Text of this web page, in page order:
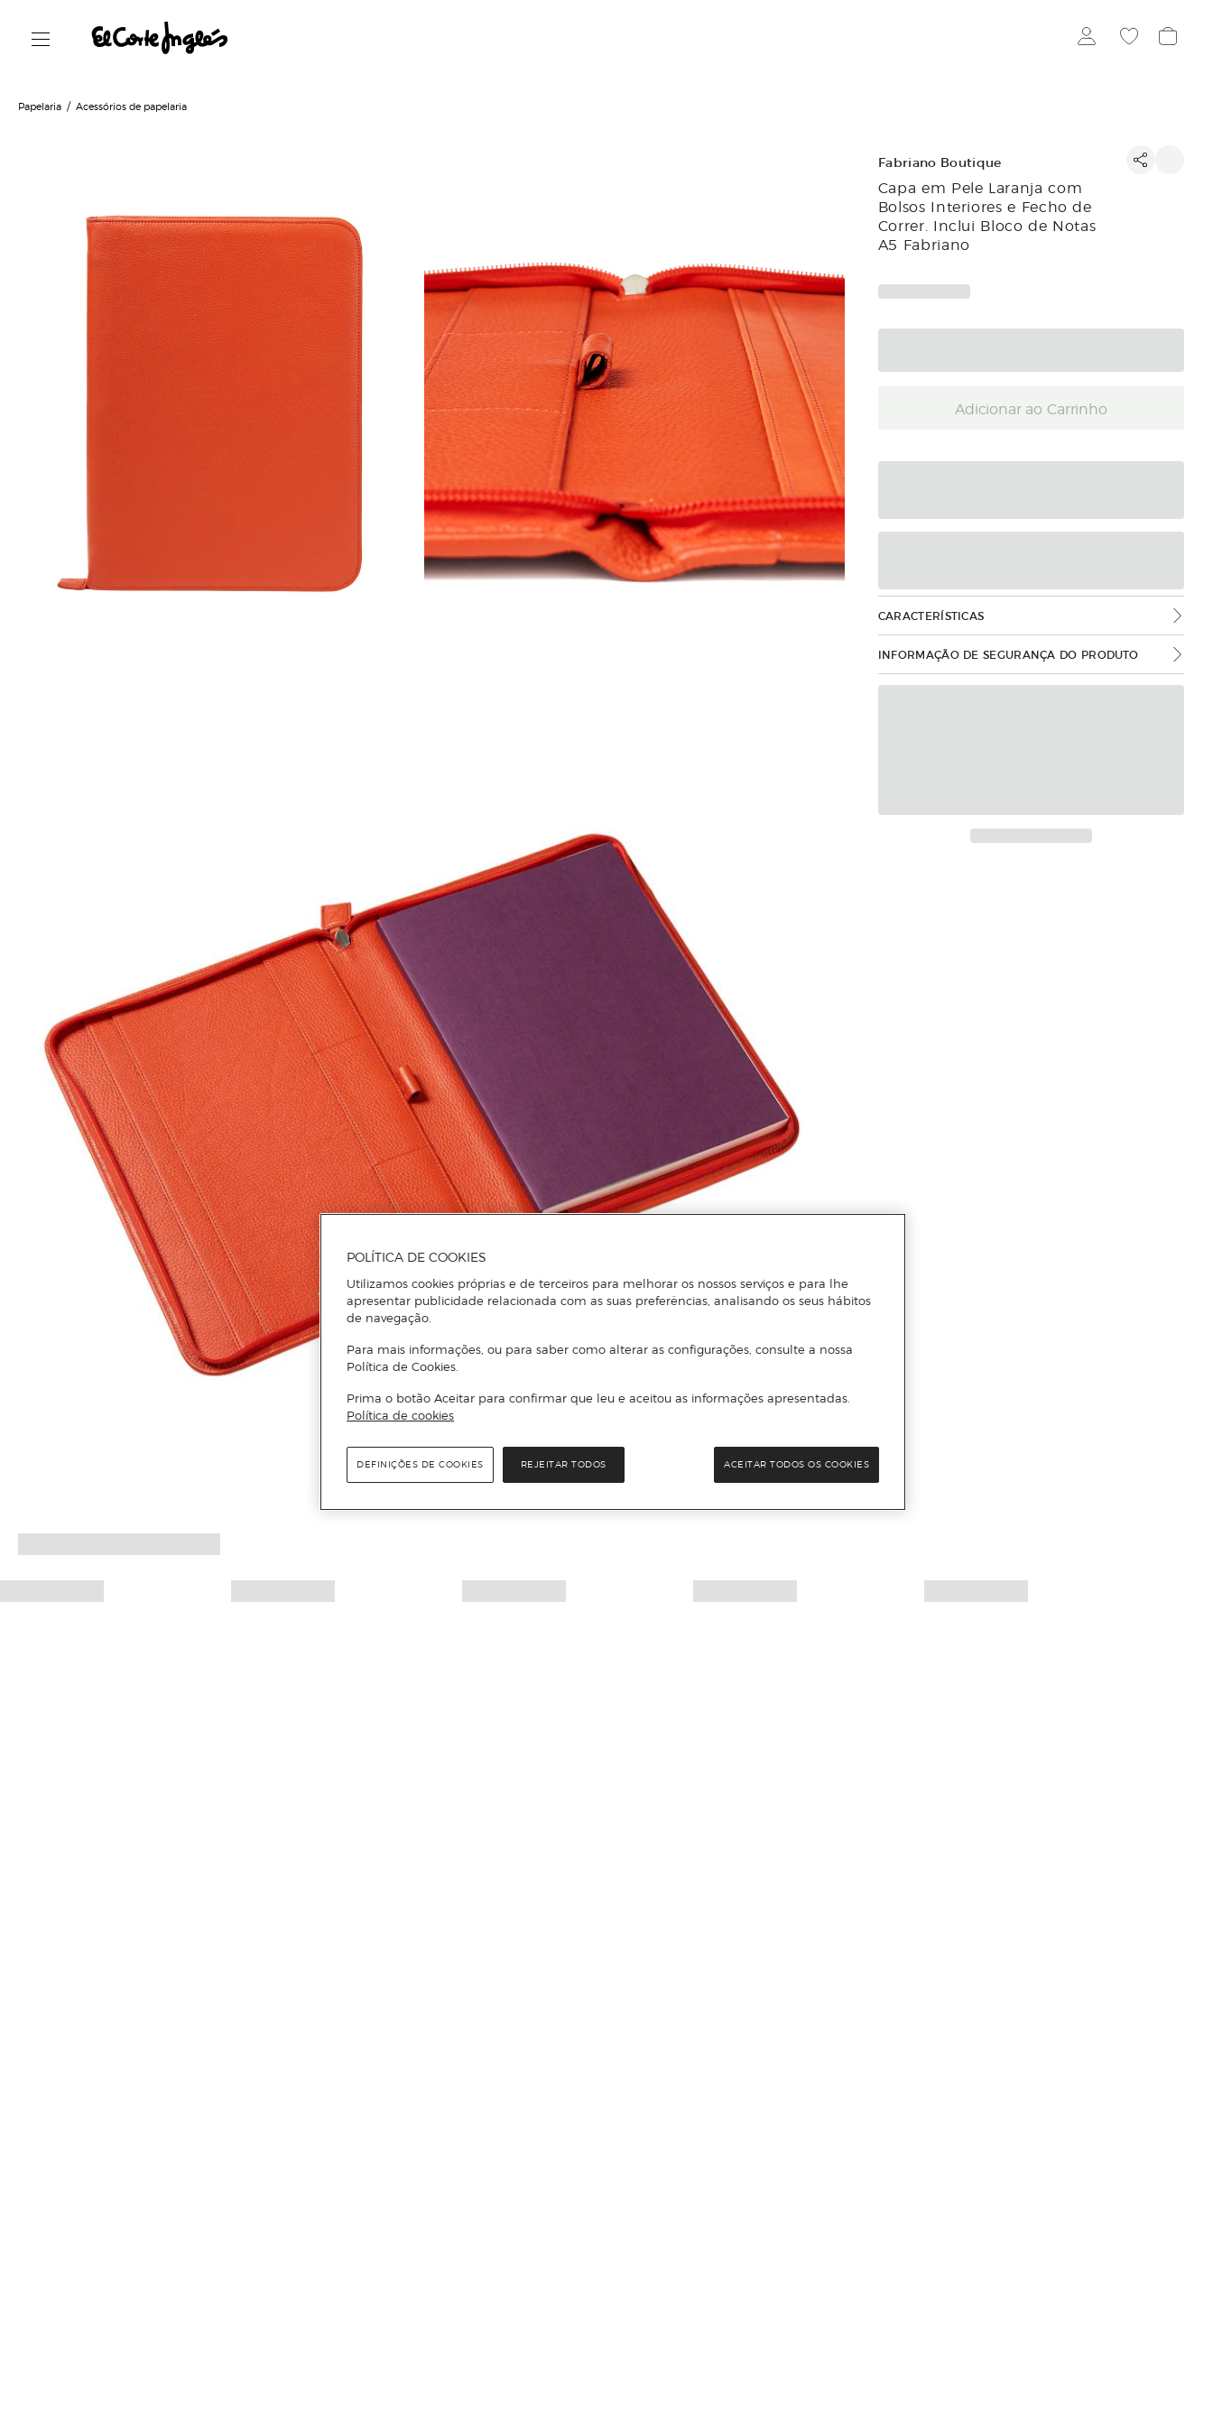
Papelaria Acessórios de papelaria
Fabriano Boutique
Capa em Pele Laranja com
Bolsos Interiores e Fecho de
Correr. Inclui Bloco de Notas
A5 Fabriano
Adicionar ao Carrinho
CARACTERÍSTICAS
INFORMAÇÃO DE SEGURANÇA DO PRODUTO
POLÍTICA DE COOKIES
Utilizamos cookies próprias e de terceiros para melhorar os nossos serviços e para lhe
apresentar publicidade relacionada com as suas preferências, analisando os seus hábitos
de navegação.
Para mais informações, ou para saber como alterar as configurações, consulte a nossa
Política de Cookies.
Prima o botão Aceitar para confirmar que leu e aceitou as informações apresentadas.
Política de cookies
REJEITAR TODOS ACEITAR TODOS OS COOKIES
DEFINIÇÕES DE COOKIES